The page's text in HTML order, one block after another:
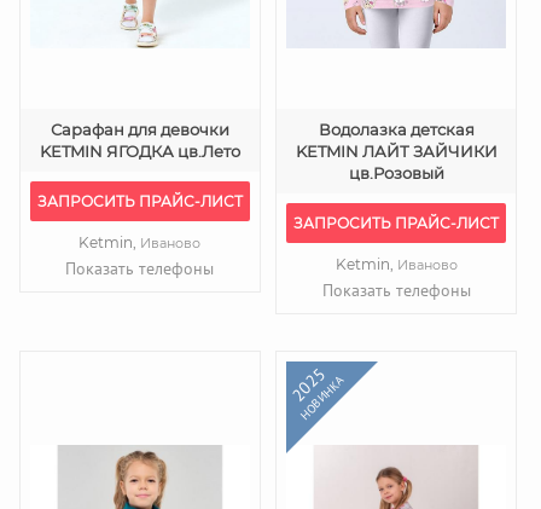
Сарафан для девочки
KETMIN ЯГОДКА цв.Лето
ЗАПРОСИТЬ ПРАЙС-ЛИСТ
Ketmin, Иваново
Показать телефоны
Водолазка детская
KETMIN ЛАЙТ ЗАЙЧИКИ
цв.Розовый
ЗАПРОСИТЬ ПРАЙС-ЛИСТ
Ketmin, Иваново
Показать телефоны
2025
НОВИНКА